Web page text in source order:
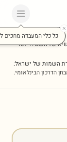
כל כלי המעבדה מחכים
של השם הייתה
השמות של ישראל:
הדרכון הבינלאומי.